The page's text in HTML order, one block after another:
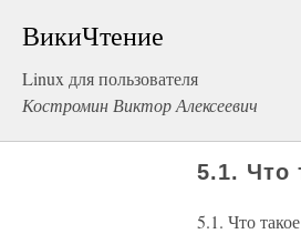
ВикиЧтение
Linux для пользователя
Костромин Виктор Алексеевич
5.1. Что
5.1. Что